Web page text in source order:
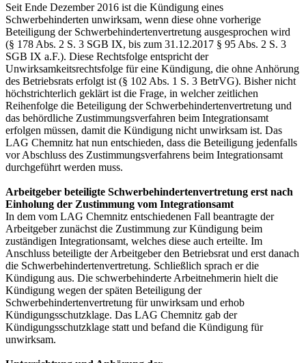
Seit Ende Dezember 2016 ist die Kündigung eines
Schwerbehinderten unwirksam, wenn diese ohne vorherige
Beteiligung der Schwerbehindertenvertretung ausgesprochen wird
(§ 178 Abs. 2 S. 3 SGB IX, bis zum 31.12.2017 § 95 Abs. 2 S. 3
SGB IX a.F.). Diese Rechtsfolge entspricht der
Unwirksamkeitsrechtsfolge für eine Kündigung, die ohne Anhörung
des Betriebsrats erfolgt ist (§ 102 Abs. 1 S. 3 BetrVG). Bisher nicht
höchstrichterlich geklärt ist die Frage, in welcher zeitlichen
Reihenfolge die Beteiligung der Schwerbehindertenvertretung und
das behördliche Zustimmungsverfahren beim Integrationsamt
erfolgen müssen, damit die Kündigung nicht unwirksam ist. Das
LAG Chemnitz hat nun entschieden, dass die Beteiligung jedenfalls
vor Abschluss des Zustimmungsverfahrens beim Integrationsamt
durchgeführt werden muss.
Arbeitgeber beteiligte Schwerbehindertenvertretung erst nach
Einholung der Zustimmung vom Integrationsamt
In dem vom LAG Chemnitz entschiedenen Fall beantragte der
Arbeitgeber zunächst die Zustimmung zur Kündigung beim
zuständigen Integrationsamt, welches diese auch erteilte. Im
Anschluss beteiligte der Arbeitgeber den Betriebsrat und erst danach
die Schwerbehindertenvertretung. Schließlich sprach er die
Kündigung aus. Die schwerbehinderte Arbeitnehmerin hielt die
Kündigung wegen der späten Beteiligung der
Schwerbehindertenvertretung für unwirksam und erhob
Kündigungsschutzklage. Das LAG Chemnitz gab der
Kündigungsschutzklage statt und befand die Kündigung für
unwirksam.